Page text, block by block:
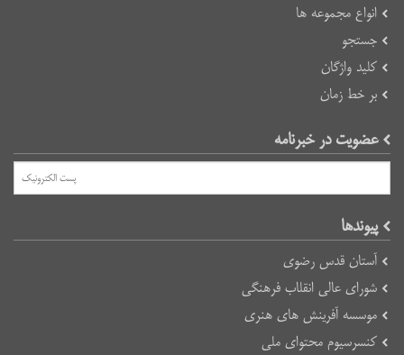
انواع مجموعه ها
جستجو
کلید واژگان
بر خط زمان
عضویت در خبرنامه
پیوند‌ها
آستان قدس رضوی
شورای عالی انقلاب فرهنگی
موسسه آفرینش های هنری
کنسرسیوم محتوای ملی